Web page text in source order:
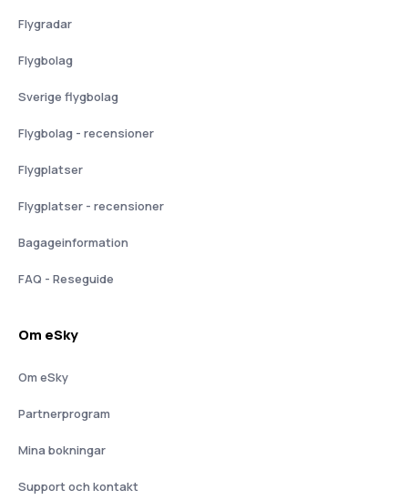
Flygradar
Flygbolag
Sverige flygbolag
Flygbolag - recensioner
Flygplatser
Flygplatser - recensioner
Bagageinformation
FAQ - Reseguide
Om eSky
Om eSky
Partnerprogram
Mina bokningar
Support och kontakt